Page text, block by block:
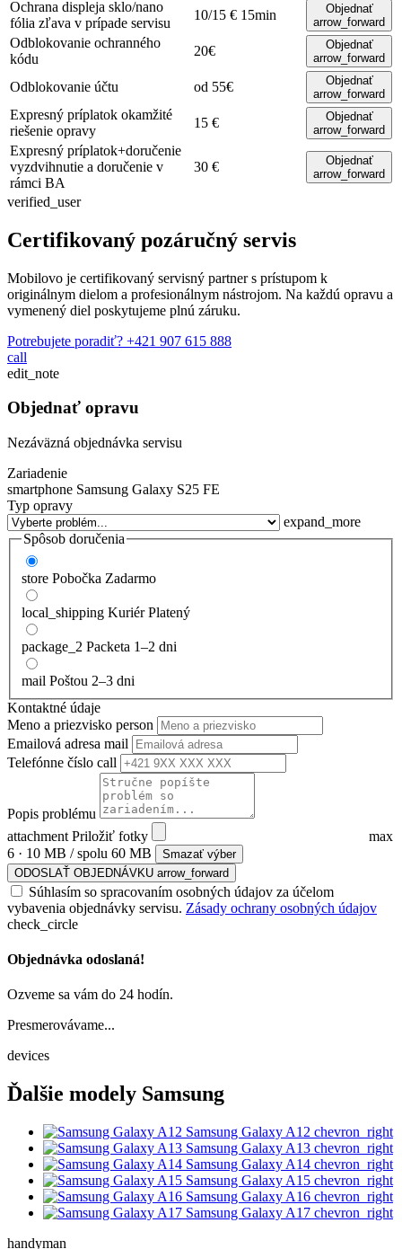
Ochrana displeja sklo/nano
fólia zľava v prípade servisu
10/15 € 15min
Objednať
arrow_forward
Odblokovanie ochranného
kódu
20€
Objednať
arrow_forward
Odblokovanie účtu od 55€
Objednať
arrow_forward
Expresný príplatok okamžité
riešenie opravy
15 €
Objednať
arrow_forward
Expresný príplatok+doručenie
vyzdvihnutie a doručenie v
rámci BA
30 €
Objednať
arrow_forward
verified_user
Certifikovaný pozáručný servis
Mobilovo je certifikovaný servisný partner s prístupom k
originálnym dielom a profesionálnym nástrojom. Na každú opravu a
vymenený diel poskytujeme plnú záruku.
Potrebujete poradiť? +421 907 615 888
call
edit_note
Objednať opravu
Nezáväzná objednávka servisu
Zariadenie
smartphone Samsung Galaxy S25 FE
Typ opravy
expand_more
Spôsob doručenia
store Pobočka Zadarmo
local_shipping Kuriér Platený
package_2 Packeta 1–2 dni
mail Poštou 2–3 dni
Kontaktné údaje
Meno a priezvisko person
Emailová adresa mail
Telefónne číslo call
Popis problému
attachment Priložiť fotky
max
6 · 10 MB / spolu 60 MB
Smazať výber
ODOSLAŤ OBJEDNÁVKU arrow_forward
Súhlasím so spracovaním osobných údajov za účelom
vybavenia objednávky servisu. Zásady ochrany osobných údajov
check_circle
Objednávka odoslaná!
Ozveme sa vám do 24 hodín.
Presmerovávame...
devices
Ďalšie modely Samsung
Samsung Galaxy A12 chevron_right
Samsung Galaxy A13 chevron_right
Samsung Galaxy A14 chevron_right
Samsung Galaxy A15 chevron_right
Samsung Galaxy A16 chevron_right
Samsung Galaxy A17 chevron_right
handyman